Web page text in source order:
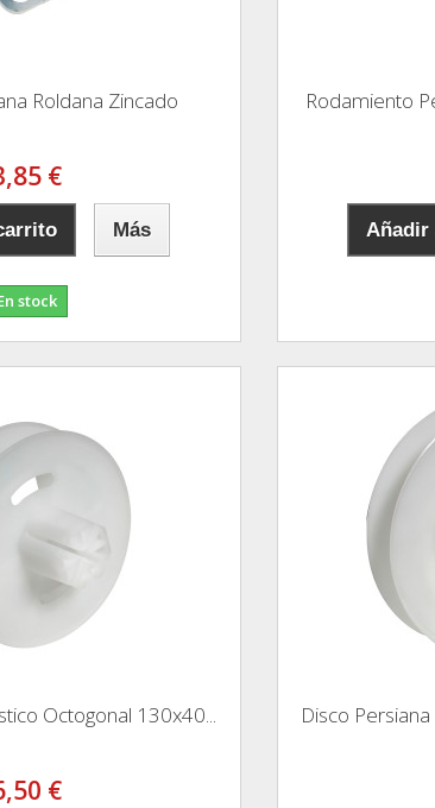
Roldana Zincado
€
Más
stock
Rodamiento
Octogonal 130x40...
€
Disco Persiana